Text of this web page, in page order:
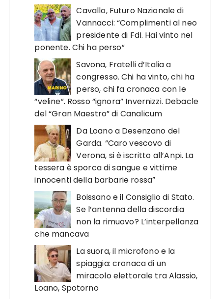
Cavallo, Futuro Nazionale di
Vannacci: “Complimenti al neo
presidente di FdI. Hai vinto nel
ponente. Chi ha perso”
Savona, Fratelli d’Italia a
congresso. Chi ha vinto, chi ha
perso, chi fa cronaca con le
“veline”. Rosso “ignora” Invernizzi. Debacle
del “Gran Maestro” di Canalicum
Da Loano a Desenzano del
Garda. “Caro vescovo di
Verona, si è iscritto all’Anpi. La
tessera è sporca di sangue e vittime
innocenti della barbarie rossa”
Boissano e il Consiglio di Stato.
Se l’antenna della discordia
non la rimuovo? L’interpellanza
che mancava
La suora, il microfono e la
spiaggia: cronaca di un
miracolo elettorale tra Alassio,
Loano, Spotorno